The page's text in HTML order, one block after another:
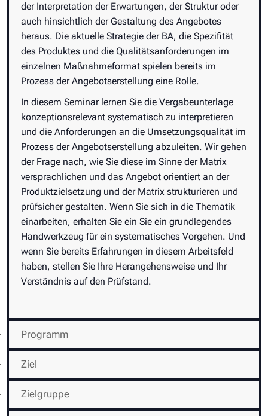
der Interpretation der Erwartungen, der Struktur oder
auch hinsichtlich der Gestaltung des Angebotes
heraus. Die aktuelle Strategie der BA, die Spezifität
des Produktes und die Qualitätsanforderungen im
einzelnen Maßnahmeformat spielen bereits im
Prozess der Angebotserstellung eine Rolle.
In diesem Seminar lernen Sie die Vergabeunterlage
konzeptionsrelevant systematisch zu interpretieren
und die Anforderungen an die Umsetzungsqualität im
Prozess der Angebotserstellung abzuleiten. Wir gehen
der Frage nach, wie Sie diese im Sinne der Matrix
versprachlichen und das Angebot orientiert an der
Produktzielsetzung und der Matrix strukturieren und
prüfsicher gestalten. Wenn Sie sich in die Thematik
einarbeiten, erhalten Sie ein Sie ein grundlegendes
Handwerkzeug für ein systematisches Vorgehen. Und
wenn Sie bereits Erfahrungen in diesem Arbeitsfeld
haben, stellen Sie Ihre Herangehensweise und Ihr
Verständnis auf den Prüfstand.
Programm
Ziel
Zielgruppe